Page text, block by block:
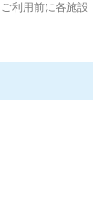
利用前に各施設